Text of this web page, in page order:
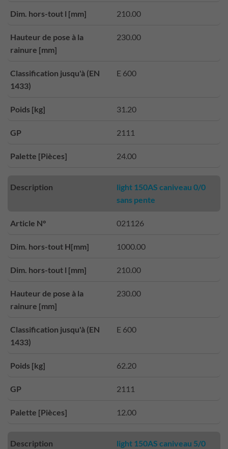
Dim. hors-tout l [mm] 210.00
Hauteur de pose à la
rainure [mm]
230.00
Classification jusqu'à (EN
1433)
E 600
Poids [kg] 31.20
GP 2111
Palette [Pièces] 24.00
Description
light 150AS caniveau 0/0
sans pente
Article N° 021126
Dim. hors-tout H[mm] 1000.00
Dim. hors-tout l [mm] 210.00
Hauteur de pose à la
rainure [mm]
230.00
Classification jusqu'à (EN
1433)
E 600
Poids [kg] 62.20
GP 2111
Palette [Pièces] 12.00
Description
light 150AS caniveau 5/0